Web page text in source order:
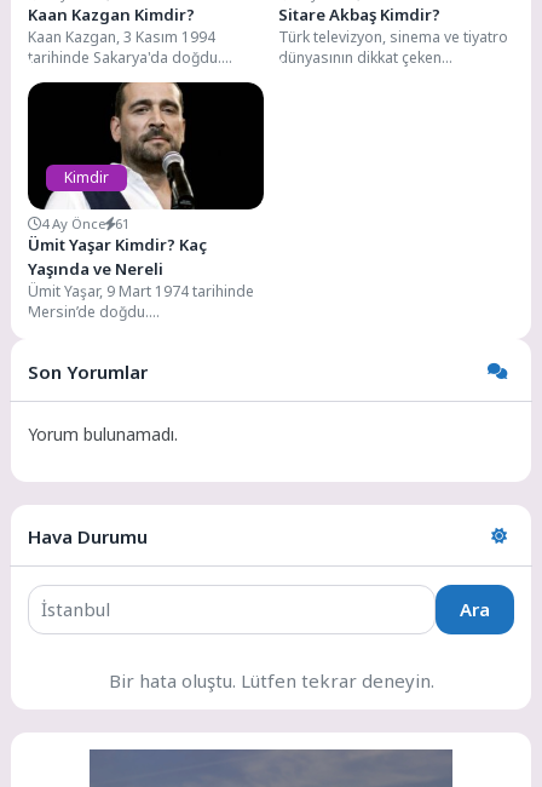
Kaan Kazgan Kimdir?
Kaan Kazgan, 3 Kasım 1994
tarihinde Sakarya'da doğdu.
Sporla erken yaşta tanışan
Kazgan, henüz 9...
Sitare Akbaş Kimdir?
Türk televizyon, sinema ve tiyatro
dünyasının dikkat çeken
Kimdir
4 Ay Önce 61
Ümit Yaşar Kimdir? Kaç
Yaşında ve Nereli
Ümit Yaşar, 9 Mart 1974 tarihinde
Mersin’de doğdu.
sol...
Son Yorumlar
Yorum bulunamadı.
Hava Durumu
Ara
Bir hata oluştu. Lütfen tekrar deneyin.